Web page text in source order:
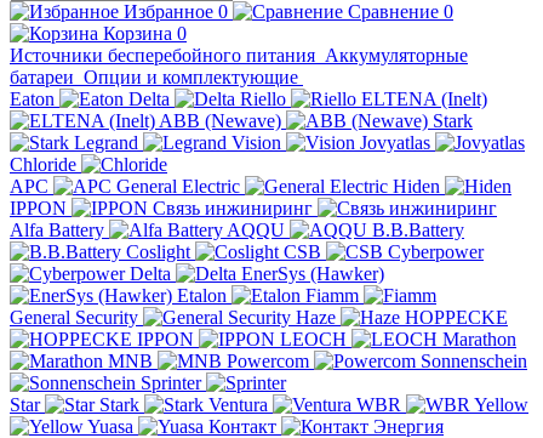
Избранное 0 Сравнение 0
Корзина 0
Источники бесперебойного питания Аккумуляторные
батареи Опции и комплектующие
Eaton
Delta Riello
ELTENA (Inelt)
ABB (Newave)
Stark
Legrand
Vision
Jovyatlas
Chloride
APC
General Electric
Hiden
IPPON
Связь инжиниринг
Alfa Battery
AQQU
B.B.Battery
Coslight
CSB
Cyberpower
Delta
EnerSys (Hawker)
Etalon
Fiamm
General Security
Haze
HOPPECKE
IPPON
LEOCH
Marathon
MNB
Powercom
Sonnenschein
Sprinter
Star
Stark Ventura WBR
Yellow
Yuasa
Контакт Энергия